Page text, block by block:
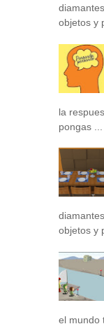
objetos y
la
pongas ...
objetos y
el mundo